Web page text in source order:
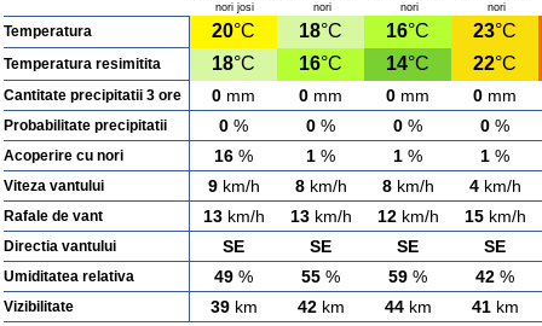
nori josi
nori
nori
nori
Temperatura 20°C 18°C 16°C 23°C
Temperatura resimitita 18°C 16°C 14°C 22°C
Cantitate precipitatii 3 ore 0 mm 0 mm 0 mm 0 mm
Probabilitate precipitatii 0 % 0 % 0 % 0 %
Acoperire cu nori 16 % 1 % 1 % 1 %
Viteza vantului 9km/h 8km/h 8km/h 4km/h
Rafale de vant 13km/h 13km/h 12km/h 15km/h
Directia vantului SE SE SE SE
Umiditatea relativa 49 % 55 % 59 % 42 %
Vizibilitate 39km 42km 44km 41km